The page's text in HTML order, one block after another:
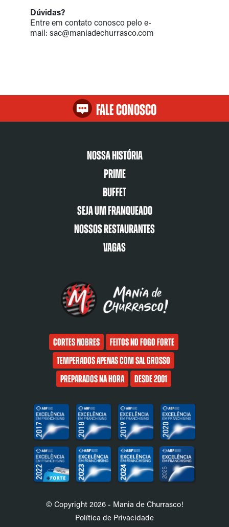
Dúvidas?
Entre em contato conosco pelo e-
mail: sac@maniadechurrasco.com
Fale Conosco
Nossa História
Prime
Buffet
Seja um franqueado
Nossos restaurantes
Vagas
Cortes nobres
Feitos no fogo forte
Temperados apenas com sal grosso
Preparados na hora
Desde 2001
© Copyright 2026 - Mania de Churrasco!
Política de Privacidade